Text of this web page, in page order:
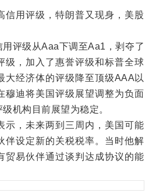
信用评级，特朗普又现身，美股
评级从Aaa下调至Aa1，剥夺了
级，加入了惠誉评级和标普全球
大经济体的评级降至顶级AAA以
穆迪将美国评级展望调整为负面
机构目前展望为稳定。
示，未来两到三周内，美国可能
伴设定新的关税税率。当时他解
贸易伙伴通过谈判达成协议的能